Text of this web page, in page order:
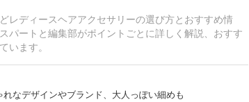
レディースヘアアクセサリーの選び方とおすすめ情
パートと編集部がポイントごとに詳しく解説、おすす
います。
なデザインやブランド、大人っぽい細めも